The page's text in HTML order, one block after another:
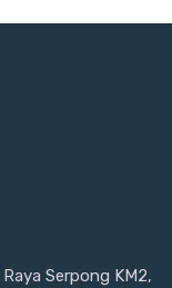
Serpong KM2,